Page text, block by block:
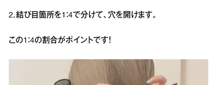
2．結び目箇所を1：4で分けて、穴を開けます。
この1：4の割合がポイントです！